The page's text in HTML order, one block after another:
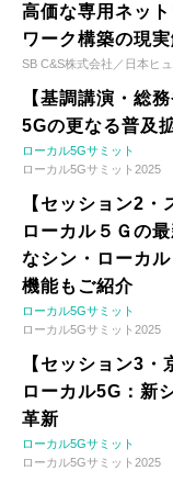
高価な専用ネッ
ワーク構築の現
SB C&S株式会社／日本ヒ
【基調講演・総
5Gの更なる普及
ローカル5Gサミット
ローカル5Gサミット2025
【セッション2
ローカル５Ｇの
なシン・ローカ
機能もご紹介
ローカル5Gサミット
ローカル5Gサミット2025
【セッション3
ローカル5G：新
革新
ローカル5Gサミット
ローカル5Gサミット2025